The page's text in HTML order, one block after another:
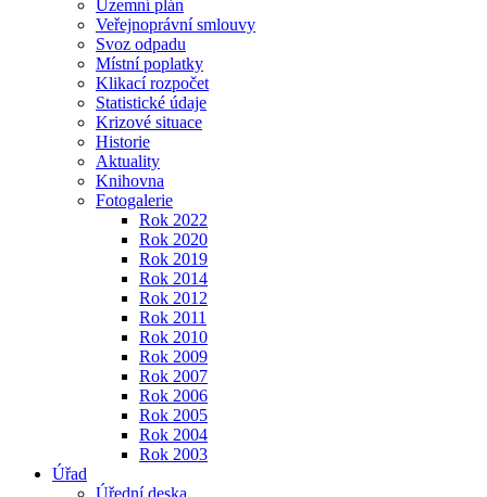
Územní plán
Veřejnoprávní smlouvy
Svoz odpadu
Místní poplatky
Klikací rozpočet
Statistické údaje
Krizové situace
Historie
Aktuality
Knihovna
Fotogalerie
Rok 2022
Rok 2020
Rok 2019
Rok 2014
Rok 2012
Rok 2011
Rok 2010
Rok 2009
Rok 2007
Rok 2006
Rok 2005
Rok 2004
Rok 2003
Úřad
Úřední deska